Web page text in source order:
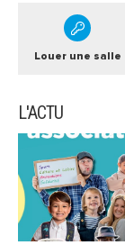
Louer une salle
L'ACTU